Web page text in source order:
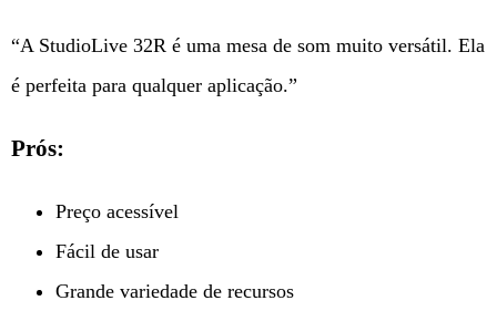
“A StudioLive 32R é uma mesa de som muito versátil. Ela
é perfeita para qualquer aplicação.”
Prós:
Preço acessível
Fácil de usar
Grande variedade de recursos